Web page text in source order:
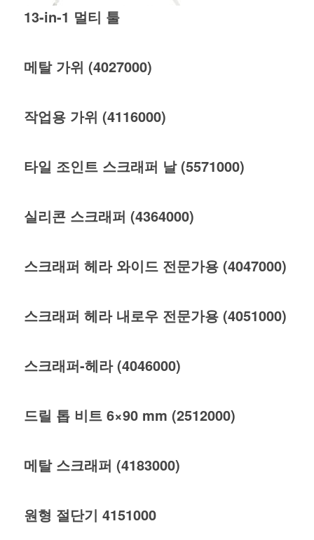
13-in-1 멀티 툴
메탈 가위 (4027000)
작업용 가위 (4116000)
타일 조인트 스크래퍼 날 (5571000)
실리콘 스크래퍼 (4364000)
스크래퍼 헤라 와이드 전문가용 (4047000)
스크래퍼 헤라 내로우 전문가용 (4051000)
스크래퍼-헤라 (4046000)
드릴 톱 비트 6×90 mm (2512000)
메탈 스크래퍼 (4183000)
원형 절단기 4151000